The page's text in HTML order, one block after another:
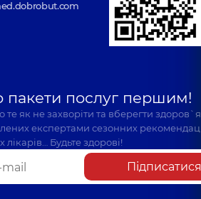
пакети послуг першим!
як не захворіти та вберегти
експертами сезонних
Будьте здорові!
Підписатися